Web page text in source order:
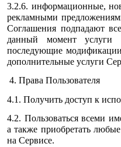
3.2.6. информационные,
рекламными
Соглашения подпадают
данный момент
последующие
дополнительные услуги
4. Права Пользователя
4.1. Получить доступ к
4.2. Пользоваться всеми
а также приобретать
на Сервисе.